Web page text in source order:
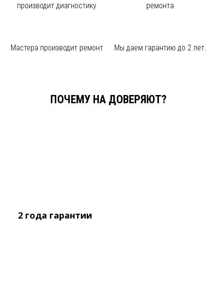
производит диагностику
ремонта
Мастера производитремонт Мы даем гарантию до 2 лет.
ПОЧЕМУ НА ДОВЕРЯЮТ?
2 года гарантии